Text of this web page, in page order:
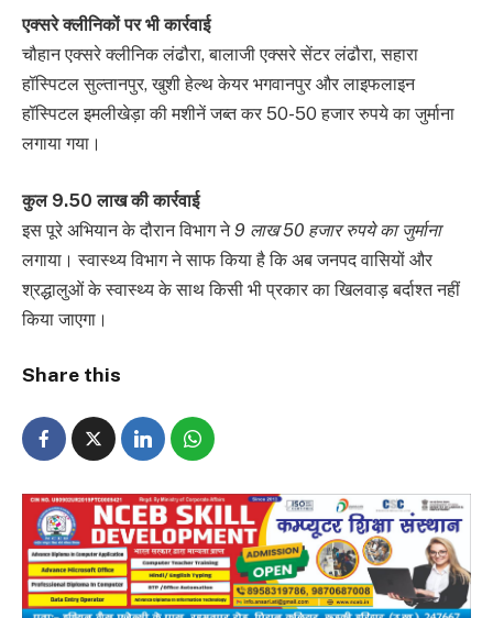
एक्सरे क्लीनिकों पर भी कार्रवाई
चौहान एक्सरे क्लीनिक लंढौरा, बालाजी एक्सरे सेंटर लंढौरा, सहारा
हॉस्पिटल सुल्तानपुर, खुशी हेल्थ केयर भगवानपुर और लाइफलाइन
हॉस्पिटल इमलीखेड़ा की मशीनें जब्त कर 50-50 हजार रुपये का जुर्माना
लगाया गया।
कुल 9.50 लाख की कार्रवाई
इस पूरे अभियान के दौरान विभाग ने9 लाख 50 हजार रुपये का जुर्माना
लगाया। स्वास्थ्य विभाग ने साफ किया है कि अब जनपद वासियों और
श्रद्धालुओं के स्वास्थ्य के साथ किसी भी प्रकार का खिलवाड़ बर्दाश्त नहीं
किया जाएगा।
Share this